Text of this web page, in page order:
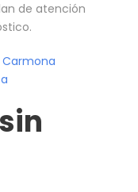
de atención
Carmona